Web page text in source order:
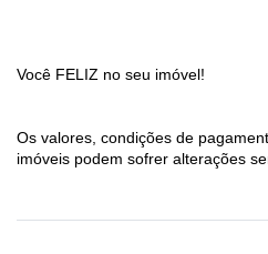
Você FELIZ no seu imóvel!
Os valores, condições de
imóveis podem sofrer alterações